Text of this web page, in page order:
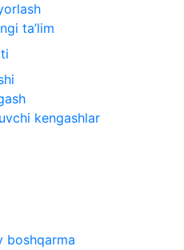
ta’lim
kengashlar
boshqarma